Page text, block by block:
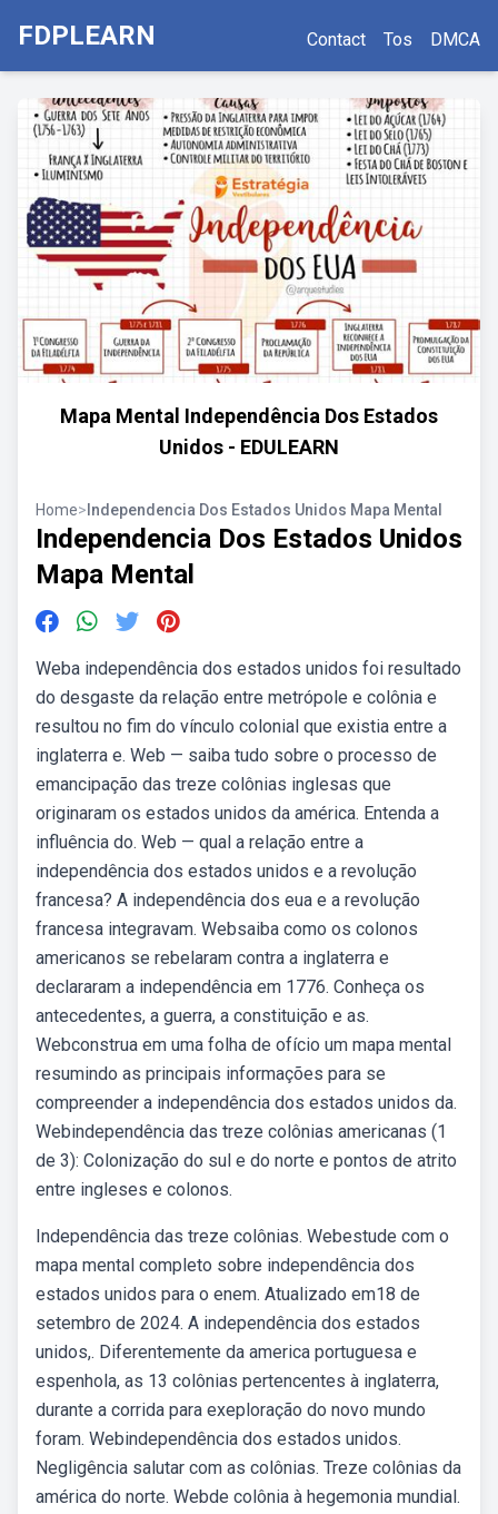
FDPLEARN Contact Tos DMCA
Mapa Mental Independência Dos Estados
Unidos - EDULEARN
Home> Independencia Dos Estados Unidos Mapa Mental
Independencia Dos Estados Unidos
Mapa Mental
Weba independência dos estados unidos foi resultado
do desgaste da relação entre metrópole e colônia e
resultou no fim do vínculo colonial que existia entre a
inglaterra e. Web — saiba tudo sobre o processo de
emancipação das treze colônias inglesas que
originaram os estados unidos da américa. Entenda a
influência do. Web — qual a relação entre a
independência dos estados unidos e a revolução
francesa? A independência dos eua e a revolução
francesa integravam. Websaiba como os colonos
americanos se rebelaram contra a inglaterra e
declararam a independência em 1776. Conheça os
antecedentes, a guerra, a constituição e as.
Webconstrua em uma folha de ofício um mapa mental
resumindo as principais informações para se
compreender a independência dos estados unidos da.
Webindependência das treze colônias americanas (1
de 3): Colonização do sul e do norte e pontos de atrito
entre ingleses e colonos.
Independência das treze colônias. Webestude com o
mapa mental completo sobre independência dos
estados unidos para o enem. Atualizado em18 de
setembro de 2024. A independência dos estados
unidos,. Diferentemente da america portuguesa e
espenhola, as 13 colônias pertencentes à inglaterra,
durante a corrida para exeploração do novo mundo
foram. Webindependência dos estados unidos.
Negligência salutar com as colônias. Treze colônias da
américa do norte. Webde colônia à hegemonia mundial.